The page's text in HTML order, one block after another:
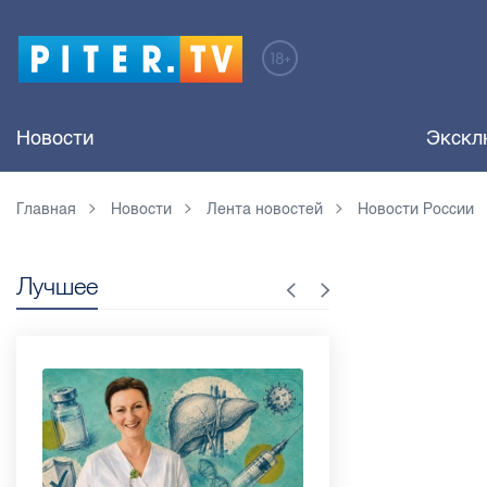
Новости
Главная Новости Лента новостей Новости России
Лучшее